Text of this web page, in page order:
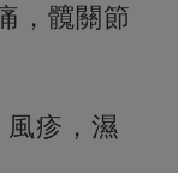
， 髖關節
風疹，濕